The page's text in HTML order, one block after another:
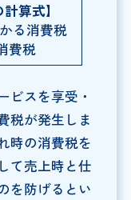
算式】
る消費税
費税
ビスを享受・
税が発生しま
時の消費税を
て売上時と仕
を防げるとい